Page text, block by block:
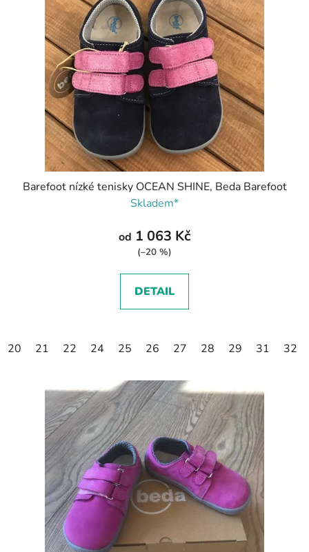
Barefoot nízké tenisky OCEAN SHINE, Beda Barefoot
Skladem*
od 1 063 Kč
(–20 %)
DETAIL
20 21 22 24 25 26 27 28 29 31 32